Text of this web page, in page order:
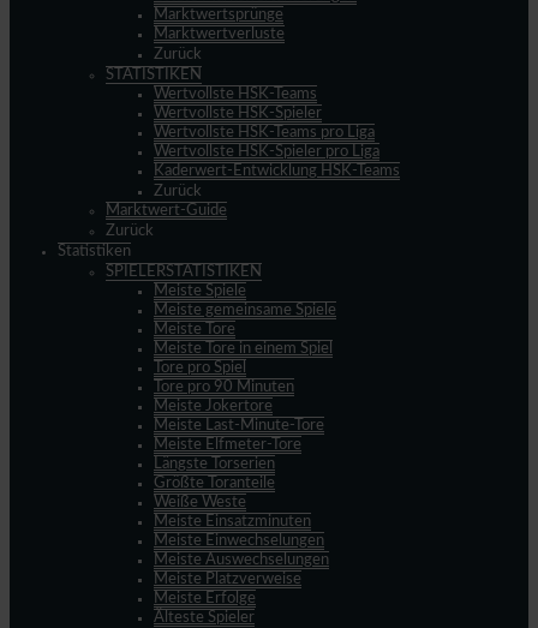
Marktwertsprünge
Marktwertverluste
Zurück
STATISTIKEN
Wertvollste HSK-Teams
Wertvollste HSK-Spieler
Wertvollste HSK-Teams pro Liga
Wertvollste HSK-Spieler pro Liga
Kaderwert-Entwicklung HSK-Teams
Zurück
Marktwert-Guide
Zurück
Statistiken
SPIELERSTATISTIKEN
Meiste Spiele
Meiste gemeinsame Spiele
Meiste Tore
Meiste Tore in einem Spiel
Tore pro Spiel
Tore pro 90 Minuten
Meiste Jokertore
Meiste Last-Minute-Tore
Meiste Elfmeter-Tore
Längste Torserien
Größte Toranteile
Weiße Weste
Meiste Einsatzminuten
Meiste Einwechselungen
Meiste Auswechselungen
Meiste Platzverweise
Meiste Erfolge
Älteste Spieler